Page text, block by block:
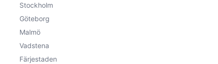
Stockholm
Göteborg
Malmö
Vadstena
Färjestaden